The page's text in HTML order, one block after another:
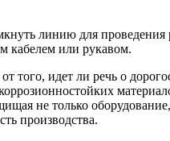
линию для
кабелем или рукавом.
того, идет ли речь о
не только
производства.